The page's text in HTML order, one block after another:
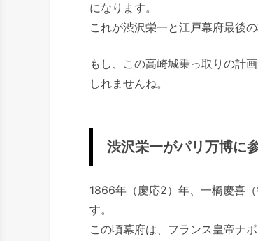
になります。
これが渋沢栄一と江戸幕府最後
もし、この高崎城乗っ取りの計
しれませんね。
渋沢栄一がパリ万博に
1866年（慶応2）年、一橋慶喜
す。
この頃幕府は、フランス皇帝ナ